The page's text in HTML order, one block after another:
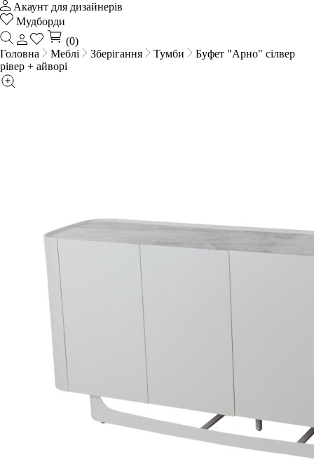
Акаунт для дизайнерів
Мудборди
(0)
Головна
Меблі Зберігання Тумби
Буфет "Арно" сілвер
рівер + айворі